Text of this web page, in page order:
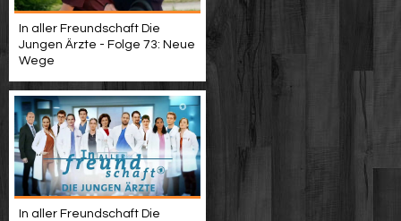
In aller Freundschaft Die
Jungen Ärzte - Folge 73: Neue
Wege
In aller Freundschaft Die